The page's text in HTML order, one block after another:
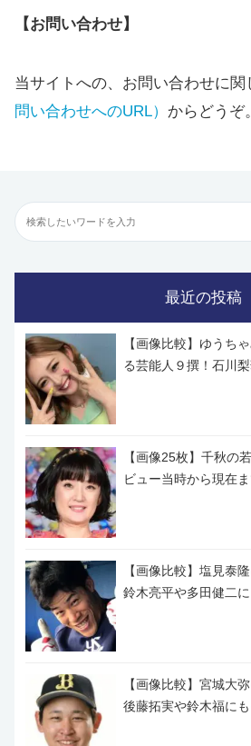
【お問い合わせ】
当サイトへの、お問い合わせに関
問い合わせへのURL） からどうぞ。
最近の投稿
【画像比較】ゆうち
る芸能人９撰！石川
【画像25枚】千秋の
ビュー当時から現在
【画像比較】塩見泰
鈴木亮平や多田健二
【画像比較】宮城大
後藤拓実や鈴木福に